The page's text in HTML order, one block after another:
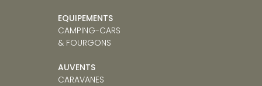
EQUIPEMENTS
CAMPING-CARS
& FOURGONS
AUVENTS
CARAVANES